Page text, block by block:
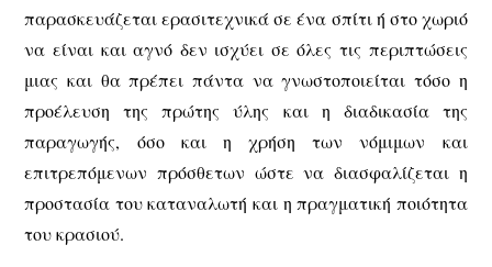
παρασκευάζεται ερασιτεχνικά σε ένα σπίτι ή στο χωριό
να είναι και αγνό δεν ισχύει σε όλες τις περιπτώσεις
μιας και θα πρέπει πάντα να γνωστοποιείται τόσο η
προέλευση της πρώτης ύλης και η διαδικασία της
παραγωγής, όσο και η χρήση των νόμιμων και
επιτρεπόμενων πρόσθετων ώστε να διασφαλίζεται η
προστασία του καταναλωτή και η πραγματική ποιότητα
του κρασιού.